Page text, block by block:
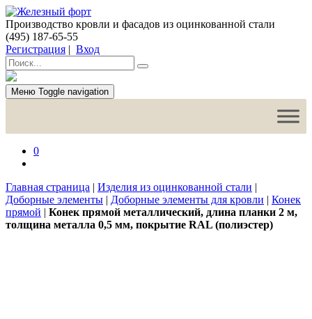
Производство кровли и фасадов из оцинкованной стали
(495) 187-65-55
Регистрация | Вход
Меню Toggle navigation
0
Главная страница | Изделия из оцинкованной стали |
Доборные элементы | Доборные элементы для кровли | Конек
прямой | Конек прямой металлический, длина планки 2 м,
толщина металла 0,5 мм, покрытие RAL (полиэстер)